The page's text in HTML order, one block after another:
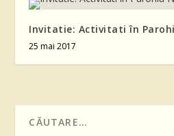
Invitatie: Activitati în
25 mai 2017